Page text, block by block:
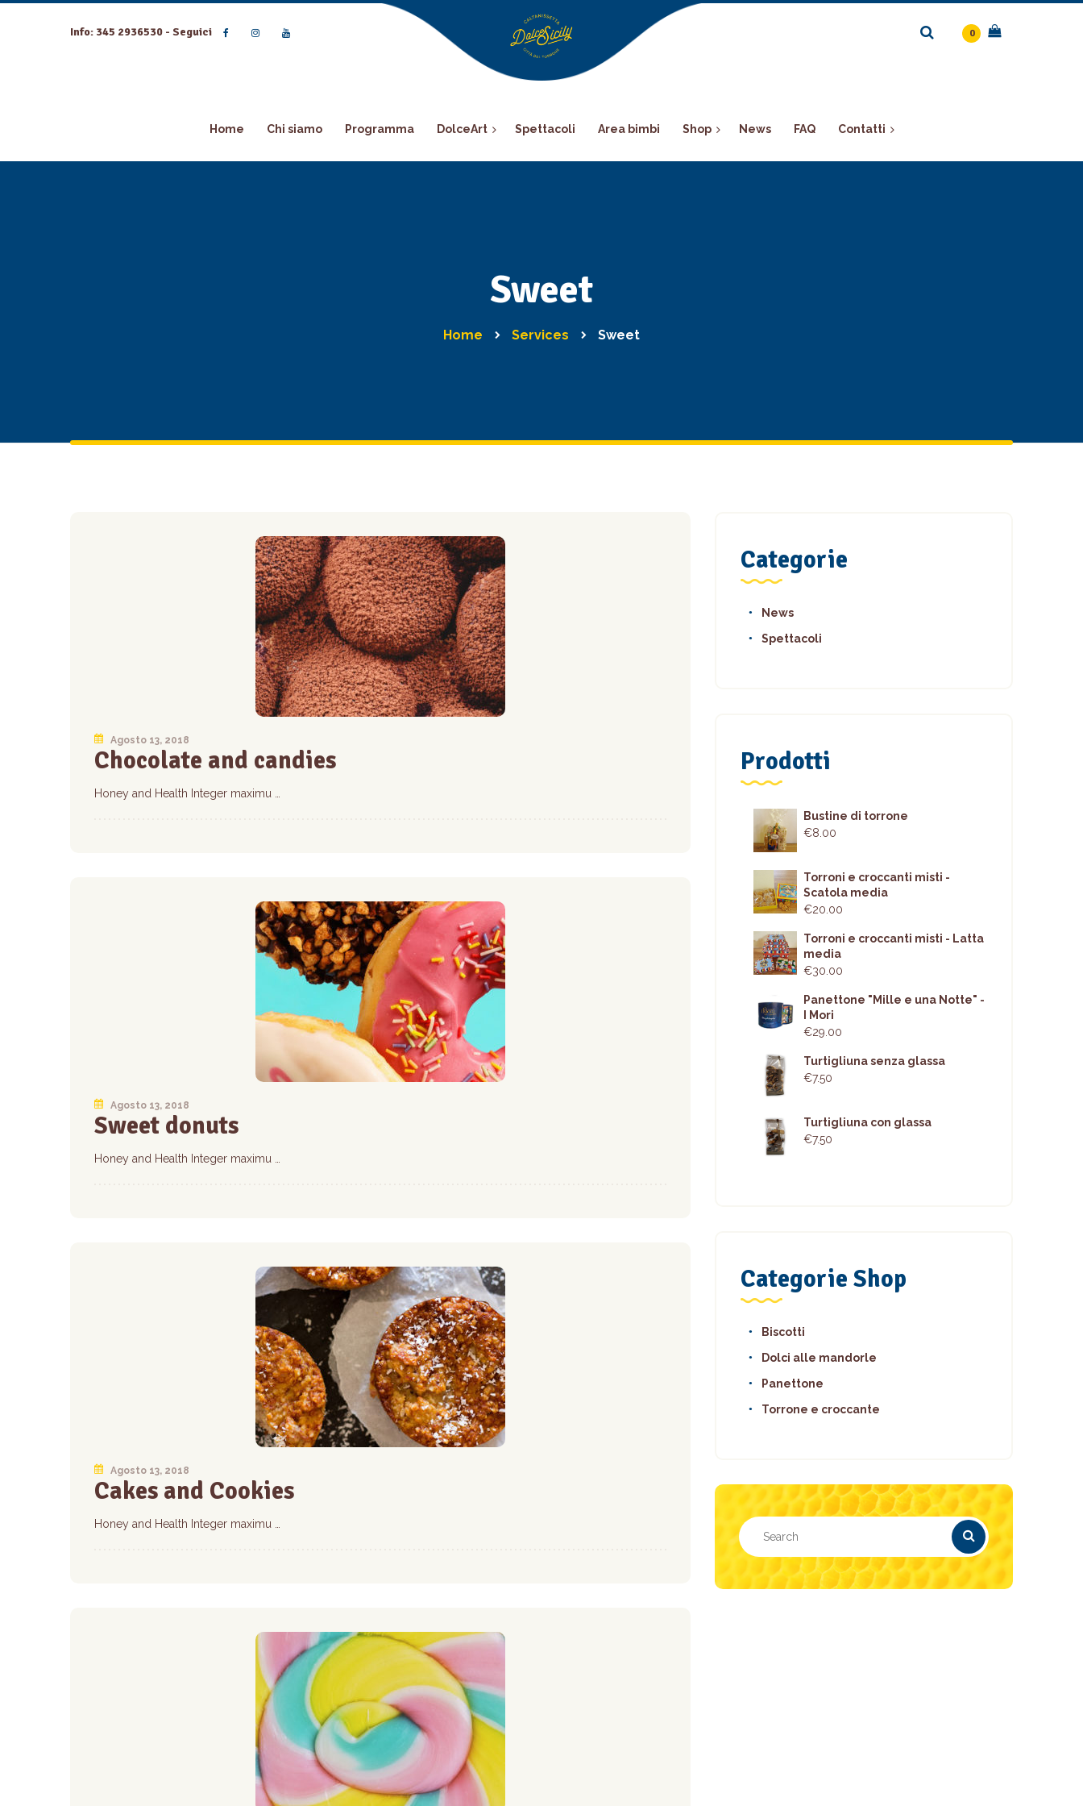
Info: 345 2936530 - Seguici
Home Chi siamo Programma DolceArt Spettacoli Area bimbi Shop News FAQ Contatti
0
Sweet
Home Services Sweet
Agosto 13, 2018
Chocolate and candies
Honey and Health Integer maximu …
Agosto 13, 2018
Sweet donuts
Honey and Health Integer maximu …
Agosto 13, 2018
Cakes and Cookies
Honey and Health Integer maximu …
Categorie
News
Spettacoli
Prodotti
Bustine di torrone
€8.00
Torroni e croccanti misti -
Scatola media
€20.00
Torroni e croccanti misti - Latta
media
€30.00
Panettone "Mille e una Notte" -
I Mori
€29.00
Turtigliuna senza glassa
€7.50
Turtigliuna con glassa
€7.50
Categorie Shop
Biscotti
Dolci alle mandorle
Panettone
Torrone e croccante